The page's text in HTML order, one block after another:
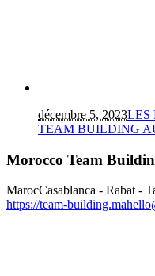
décembre 5, 2023LES
TEAM BUILDING
Morocco Team
MarocCasablanca - Rabat -
https://team-building.ma